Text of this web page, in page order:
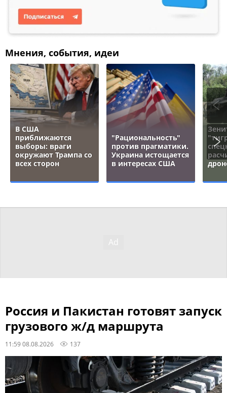
Мнения, события, идеи
В США
приближаются
выборы: враги
окружают Трампа со
всех сторон
"Рациональность"
против прагматики.
Украина истощается
в интересах США
Россия и Пакистан готовят запуск
грузового ж/д маршрута
11:59 08.08.2026 137